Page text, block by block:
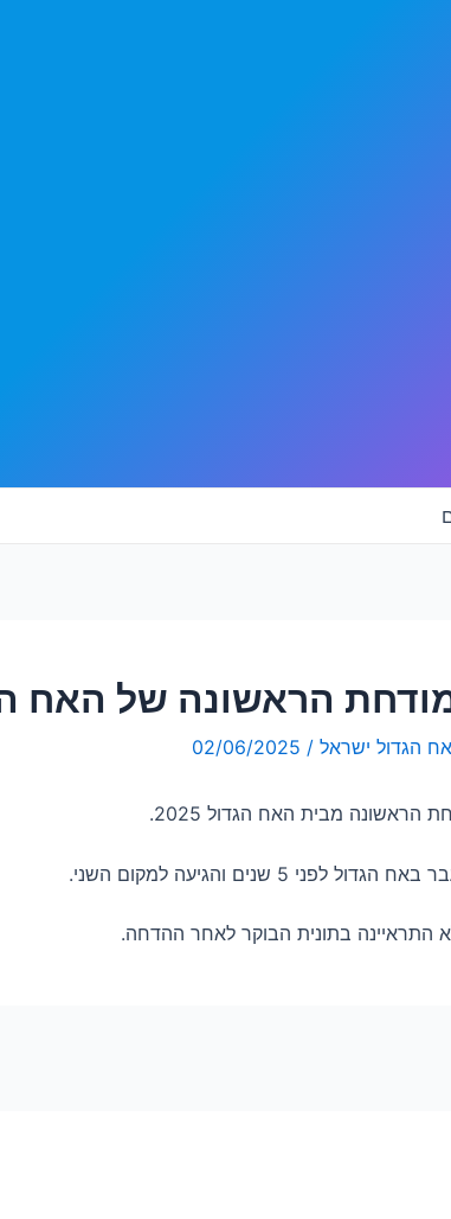
הראשונה של האח
הגדול ישראל /
02/06/2025
מבית האח הגדול 2025.
5 שנים והגיעה למקום השני.
התראיינה בתונית הבוקר לאחר ההדחה.